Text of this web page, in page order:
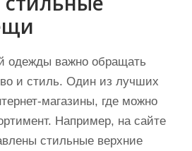
одежды важно обращать
и стиль. Один из лучших
магазины, где можно
Например, на сайте
стильные верхние